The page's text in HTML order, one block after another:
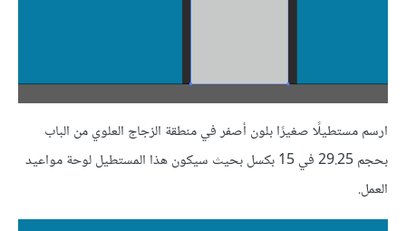
ارسم مستطيلًا صغيرًا بلون أصفر في منطقة الزجاج العلوي من الباب
بحجم 29.25 في 15 بكسل بحيث سيكون هذا المستطيل لوحة مواعيد
العمل.